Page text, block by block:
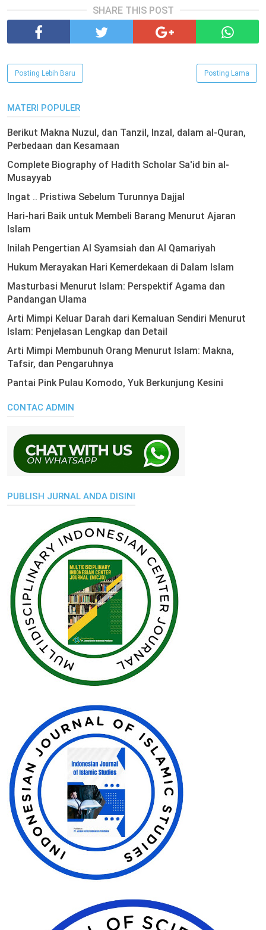
SHARE THIS POST
Posting Lebih Baru Posting Lama
MATERI POPULER
Berikut Makna Nuzul, dan Tanzil, Inzal, dalam al-Quran,
Perbedaan dan Kesamaan
Complete Biography of Hadith Scholar Sa'id bin al-
Musayyab
Ingat .. Pristiwa Sebelum Turunnya Dajjal
Hari-hari Baik untuk Membeli Barang Menurut Ajaran
Islam
Inilah Pengertian Al Syamsiah dan Al Qamariyah
Hukum Merayakan Hari Kemerdekaan di Dalam Islam
Masturbasi Menurut Islam: Perspektif Agama dan
Pandangan Ulama
Arti Mimpi Keluar Darah dari Kemaluan Sendiri Menurut
Islam: Penjelasan Lengkap dan Detail
Arti Mimpi Membunuh Orang Menurut Islam: Makna,
Tafsir, dan Pengaruhnya
Pantai Pink Pulau Komodo, Yuk Berkunjung Kesini
CONTAC ADMIN
PUBLISH JURNAL ANDA DISINI